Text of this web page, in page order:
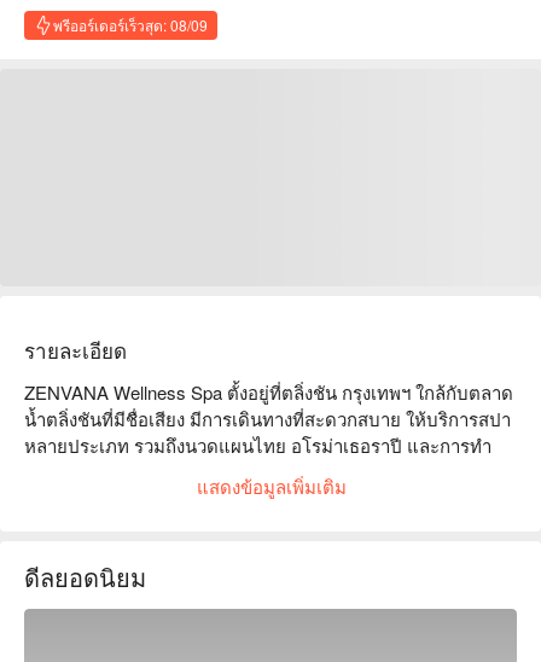
พรีออร์เดอร์เร็วสุด: 08/09
รายละเอียด
ZENVANA Wellness Spa ตั้งอยู่ที่ตลิ่งชัน กรุงเทพฯ ใกล้กับตลาด
น้ำตลิ่งชันที่มีชื่อเสียง มีการเดินทางที่สะดวกสบาย ให้บริการสปา
หลายประเภท รวมถึงนวดแผนไทย อโรม่าเธอราปี และการทำ
หน้า ช่วยให้คุณผ่อนคลายและคลายเครียดท่ามกลางชีวิตที่
วุ่นวาย ลูกค้าส่วนใหญ่มีความเห็นเชิงบวกเกี่ยวกับ ZENVANA
ความวุ่นวายของเมือง ไม่ว่าจะเพื่อการผ่อนคลายสั้น ๆ หรือการ
รักษาอย่างลึกซึ้ง ZENVANA คือทางเลือกที่เหมาะสมสำหรับคุณ
แสดงข้อมูลเพิ่มเติม
ดีลยอดนิยม